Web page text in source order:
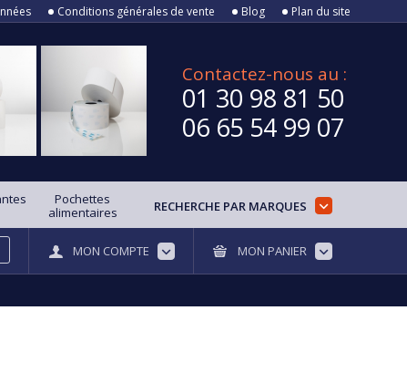
Conditions générales de vente Blog Plan du site
Contactez-nous au :
01 30 98 81 50
06 65 54 99 07
Pochettes
alimentaires
RECHERCHE PAR MARQUES
MON PANIER
MON COMPTE